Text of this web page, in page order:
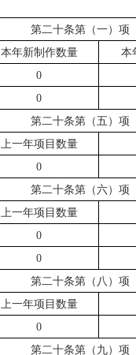
第二十条第（一）项
本年新制作数量
本
0
0
第二十条第（五）项
上一年项目数量
0
第二十条第（六）项
上一年项目数量
0
0
第二十条第（八）项
上一年项目数量
0
第二十条第（九）项